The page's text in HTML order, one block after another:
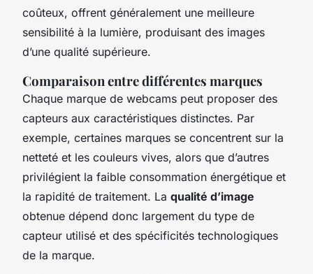
coûteux, offrent généralement une meilleure
sensibilité à la lumière, produisant des images
d’une qualité supérieure.
Comparaison entre différentes marques
Chaque marque de webcams peut proposer des
capteurs aux caractéristiques distinctes. Par
exemple, certaines marques se concentrent sur la
netteté et les couleurs vives, alors que d’autres
privilégient la faible consommation énergétique et
la rapidité de traitement. La qualité d’image
obtenue dépend donc largement du type de
capteur utilisé et des spécificités technologiques
de la marque.